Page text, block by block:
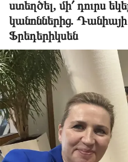
ստեղծել, մի՛ դուրս
կանոններից.
Ֆրեդերիկսեն